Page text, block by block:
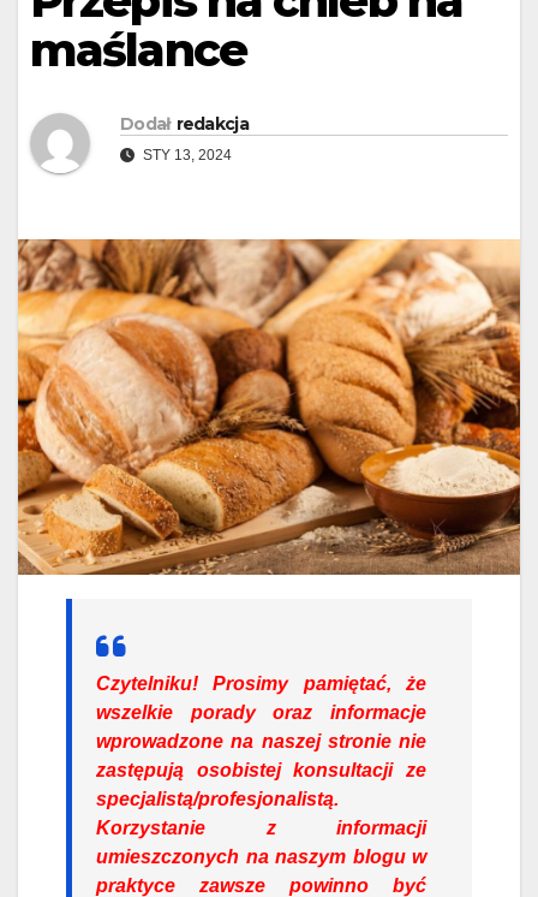
maślance
Dodał redakcja
STY 13, 2024
Czytelniku! Prosimy pamiętać, że
wszelkie porady oraz informacje
wprowadzone na naszej stronie nie
zastępują osobistej konsultacji ze
specjalistą/profesjonalistą.
Korzystanie z informacji
umieszczonych na naszym blogu w
praktyce zawsze powinno być